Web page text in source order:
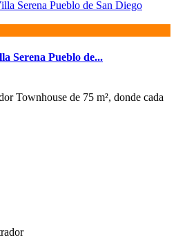
Serena Pueblo de...
Townhouse de 75 m², donde cada